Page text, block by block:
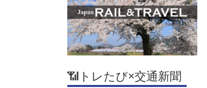
📶トレたび×交通新聞